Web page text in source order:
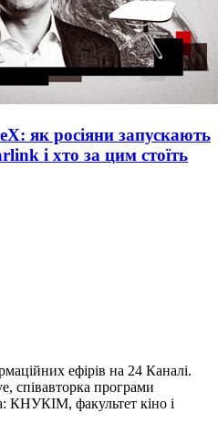
як росіяни запускають
і хто за цим стоїть
ефірів на 24 Каналі.
співавторка програми
КНУКІМ, факультет кіно і